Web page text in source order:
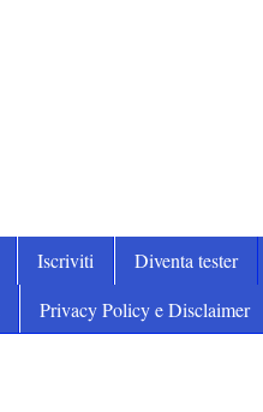
Iscriviti
Diventa tester
Privacy Policy e Disclaimer